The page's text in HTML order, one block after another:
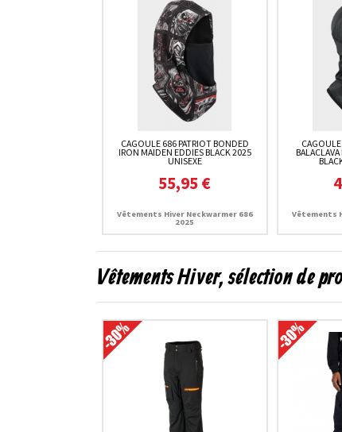
CAGOULE 686 PATRIOT BONDED
IRON MAIDEN EDDIES BLACK 2025
UNISEXE
55,95 €
Vêtements Hiver Neckwarmer 686
2025
Vêtements
Vêtements Hiver, sélection de